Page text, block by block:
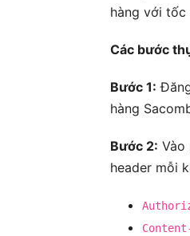
hàng với tốc
Các bước
Bước 1:
hàng
Bước 2: Vào
header mỗi